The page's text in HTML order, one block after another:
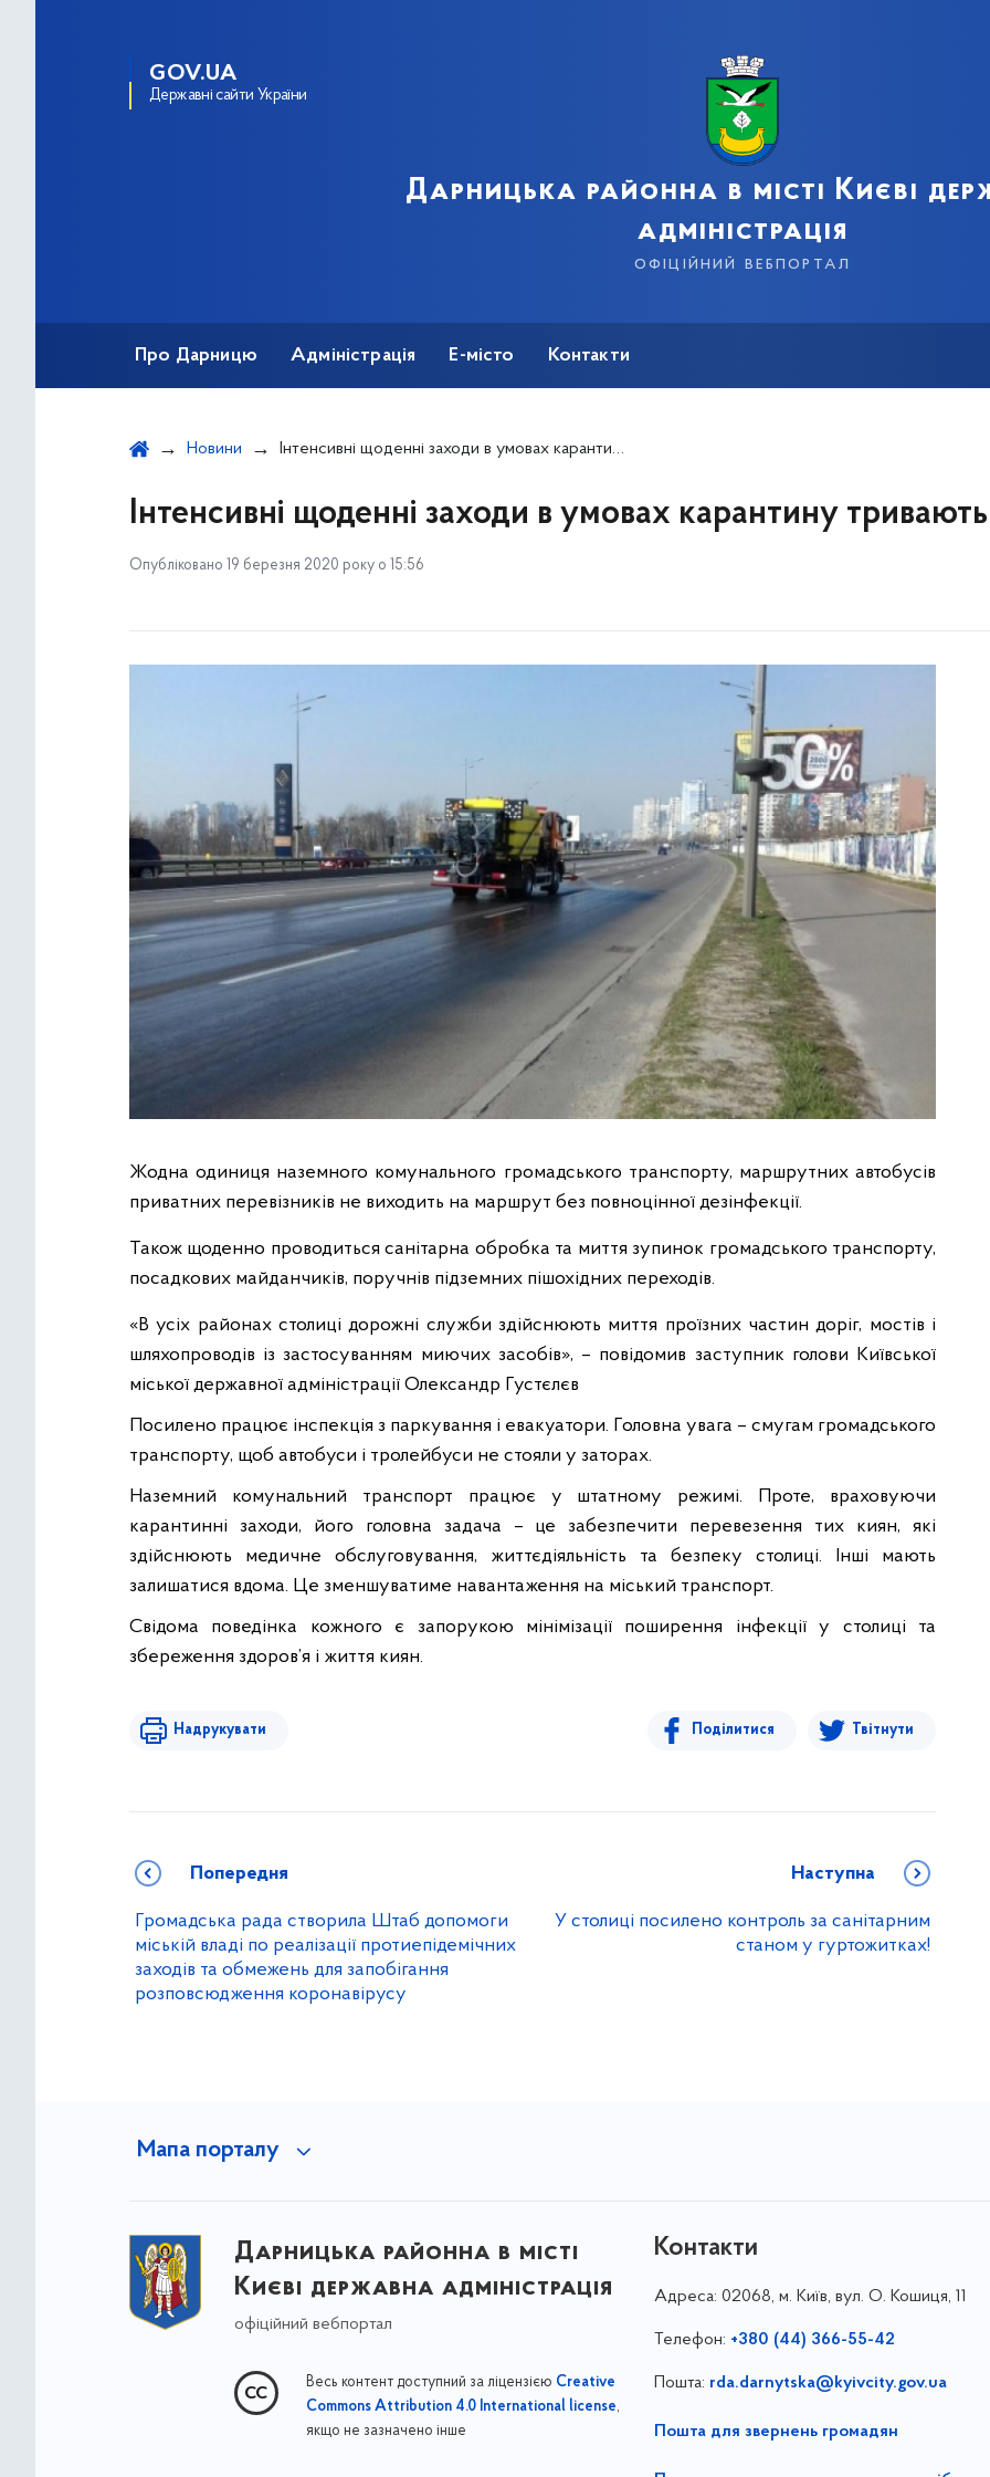
GOV.UA
Державні сайти України
Дарницька районна в місті Києві
адміністрація
офіційний вебпортал
Про Дарницю Адміністрація Е-місто Контакти
Новини Інтенсивні щоденні заходи в умовах карантину тривають
Інтенсивні щоденні заходи в умовах карантину тривають
Опубліковано 19 березня 2020 року о 15:56
Жодна одиниця наземного комунального громадського транспорту, маршрутних автобусів
приватних перевізників не виходить на маршрут без повноцінної дезінфекції.
Також щоденно проводиться санітарна обробка та миття зупинок громадського транспорту,
посадкових майданчиків, поручнів підземних пішохідних переходів.
«В усіх районах столиці дорожні служби здійснюють миття проїзних частин доріг, мостів і
шляхопроводів із застосуванням миючих засобів», – повідомив заступник голови Київської
міської державної адміністрації Олександр Густєлєв
Посилено працює інспекція з паркування і евакуатори. Головна увага – смугам громадського
транспорту, щоб автобуси і тролейбуси не стояли у заторах.
Наземний комунальний транспорт працює у штатному режимі. Проте, враховуючи
карантинні заходи, його головна задача – це забезпечити перевезення тих киян, які
здійснюють медичне обслуговування, життєдіяльність та безпеку столиці. Інші мають
залишатися вдома. Це зменшуватиме навантаження на міський транспорт.
Свідома поведінка кожного є запорукою мінімізації поширення інфекції у столиці та
збереження здоров’я і життя киян.
Надрукувати Поділитися Твітнути
Попередня
Громадська рада створила Штаб допомоги
міській владі по реалізації протиепідемічних
заходів та обмежень для запобігання
розповсюдження коронавірусу
Наступна
У столиці посилено контроль за санітарним
станом у гуртожитках!
Мапа порталу
Дарницька районна в місті
Києві державна адміністрація
офіційний вебпортал
Весь контент доступний за ліцензією Creative
Commons Attribution 4.0 International license,
якщо не зазначено інше
Контакти
Адреса: 02068, м. Київ, вул. О. Кошиця, 11
Телефон: +380 (44) 366-55-42
Пошта: rda.darnytska@kyivcity.gov.ua
Пошта для звернень громадян